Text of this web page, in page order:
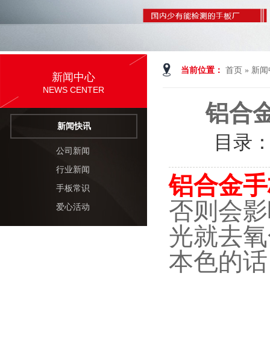
当前位置： 首页 » 新
铝合
目录
铝合金
否则会
光就去
本色的
新闻中心
NEWS CENTER
新闻快讯
公司新闻
行业新闻
手板常识
爱心活动